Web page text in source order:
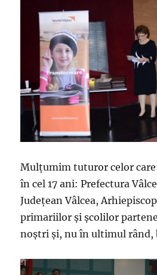
Mulţumim tuturor celor
în cel 17 ani: Prefectura
Judeţean Vâlcea,
primariilor şi şcolilor
noştri şi, nu în ultimul rând,